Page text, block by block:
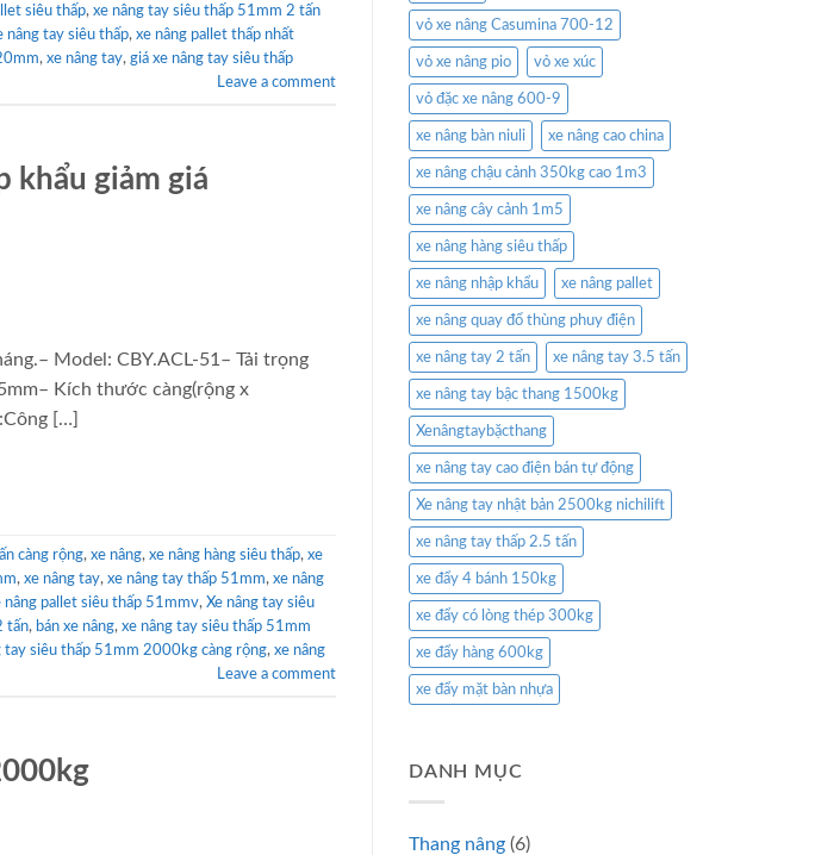
siêu thấp, xe nâng tay siêu thấp 51mm 2 tấn
nâng tay siêu thấp, xe nâng pallet thấp nhất
, xe nâng tay, giá xe nâng tay siêu thấp
Leave a comment
khẩu giảm giá
Model: CBY.ACL-51– Tải trọng
Kích thước càng(rộng x
[…]
càng rộng, xe nâng, xe nâng hàng siêu thấp, xe
, xe nâng tay, xe nâng tay thấp 51mm, xe nâng
nâng pallet siêu thấp 51mmv, Xe nâng tay siêu
tấn, bán xe nâng, xe nâng tay siêu thấp 51mm
tay siêu thấp 51mm 2000kg càng rộng, xe nâng
Leave a comment
vỏ xe nâng Casumina 700-12
vỏ xe nâng pio vỏ xe xúc
vỏ đặc xe nâng 600-9
xe nâng bàn niuli xe nâng cao china
xe nâng chậu cảnh 350kg cao 1m3
xe nâng cây cảnh 1m5
xe nâng hàng siêu thấp
xe nâng nhập khẩu xe nâng pallet
xe nâng quay đổ thùng phuy điện
xe nâng tay 2 tấn xe nâng tay 3.5 tấn
xe nâng tay bậc thang 1500kg
Xenângtaybặcthang
xe nâng tay cao điện bán tự động
Xe nâng tay nhật bản 2500kg nichilift
xe nâng tay thấp 2.5 tấn
xe đẩy 4 bánh 150kg
xe đẩy có lòng thép 300kg
xe đẩy hàng 600kg
xe đẩy mặt bàn nhựa
DANH MỤC
Thang nâng (6)